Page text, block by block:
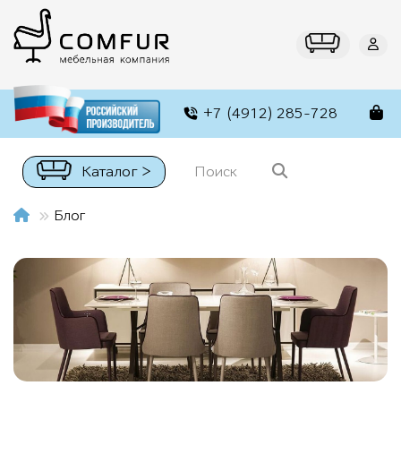
+7 (4912) 285-728
Каталог >
Блог